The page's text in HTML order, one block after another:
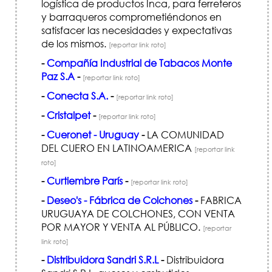
logística de productos Inca, para ferreteros
y barraqueros comprometiéndonos en
satisfacer las necesidades y expectativas
de los mismos. [reportar link roto]
-Compañía Industrial de Tabacos Monte
Paz S.A- [reportar link roto]
-Conecta S.A.- [reportar link roto]
-Cristalpet- [reportar link roto]
-Cueronet - Uruguay-LA COMUNIDAD
DEL CUERO EN LATINOAMERICA [reportar link
roto]
-Curtiembre París- [reportar link roto]
- Deseo's - Fábrica de Colchones-FABRICA
URUGUAYA DE COLCHONES, CON VENTA
POR MAYOR Y VENTA AL PÚBLICO. [reportar
link roto]
- Distribuidora Sandri S.R.L-Distribuidora